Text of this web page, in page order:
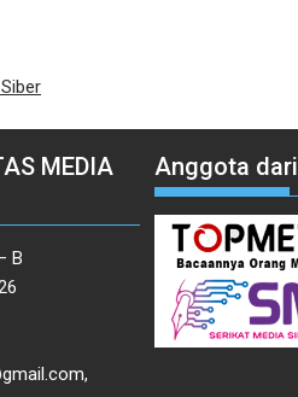
MEDIA
B
Anggota dari